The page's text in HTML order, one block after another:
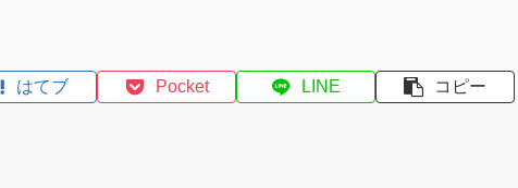
はてブ Pocket LINE コピー